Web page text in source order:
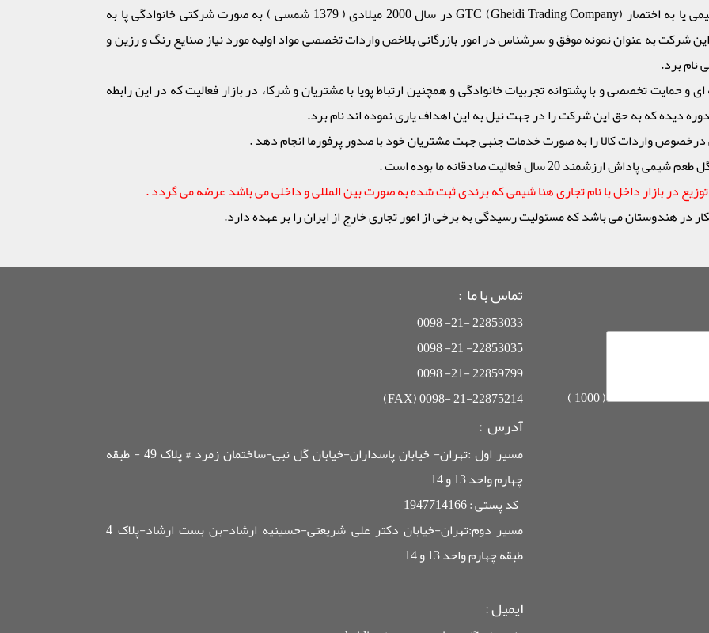
شرکت بازرگانی گل طعم شیمی یا به اختصار (GTC (Gheidi Trading Company در سال 2000 میلادی ( 1379 شمسی ) به صورت شرکتی خانوادگی پا به
شرکت به عنوان نمونه موفق و سرشناس در امور بازرگانی بلاخص واردات تخصصی مواد اولیه مورد نیاز صنایع رنگ و رزین و
نام برد.
حمایت تخصصی و با پشتوانه تجربیات خانوادگی و همچنین ارتباط پویا با مشتریان و شرکاء در بازار فعالیت که در این رابطه
دیده که به حق این شرکت را در جهت نیل به این اهداف یاری نموده اند نام برد.
واردات کالا را به صورت خدمات جنبی جهت مشتریان خود با صدور پرفورما انجام دهد .
20 سال فعالیت صادقانه ما بوده است .
در بازار داخل با نام تجاری هنا شیمی که برندی ثبت شده به صورت بین المللی و داخلی می باشد عرضه می گردد .
می باشد که مسئولیت رسیدگی به برخی از امور تجاری خارج از ایران را بر عهده دارد.
تماس با ما :
22853033 -21- 0098
22853035- 21- 0098
22859799 -21- 0098
21-22875214 -0098 (FAX)
آدرس :
مسیر اول :تهران- خیابان پاسداران-خیابان گل نبی-ساختمان زمرد # پلاک 49 - طبقه
چهارم واحد 13 و 14
کد پستی : 1947714166
مسیر دوم:تهران-خیابان دکتر علی شریعتی-حسینیه ارشاد-بن بست ارشاد-پلاک 4
طبقه چهارم واحد 13 و 14
ایمیل:
(
1000
)